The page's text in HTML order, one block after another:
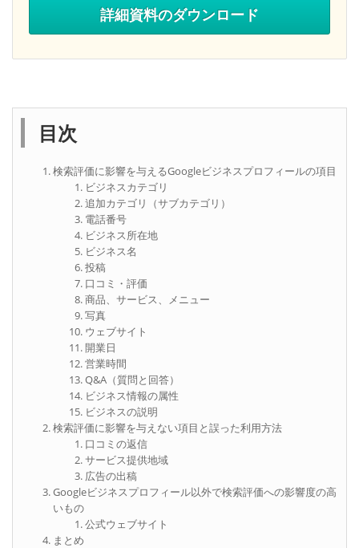
詳細資料のダウンロード
目次
検索評価に影響を与えるGoogleビジネスプロフィールの項目
ビジネスカテゴリ
追加カテゴリ（サブカテゴリ）
電話番号
ビジネス所在地
ビジネス名
投稿
口コミ・評価
商品、サービス、メニュー
写真
ウェブサイト
開業日
営業時間
Q&A（質問と回答）
ビジネス情報の属性
ビジネスの説明
検索評価に影響を与えない項目と誤った利用方法
口コミの返信
サービス提供地域
広告の出稿
Googleビジネスプロフィール以外で検索評価への影響度の高
いもの
公式ウェブサイト
まとめ